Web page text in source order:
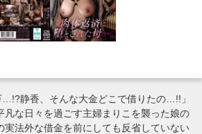
…!?静香、そんな大金どこで借りたの…!!」
凡な日々を過ごす主婦まりこを襲った娘の
実法外な借金を前にしても反省していない